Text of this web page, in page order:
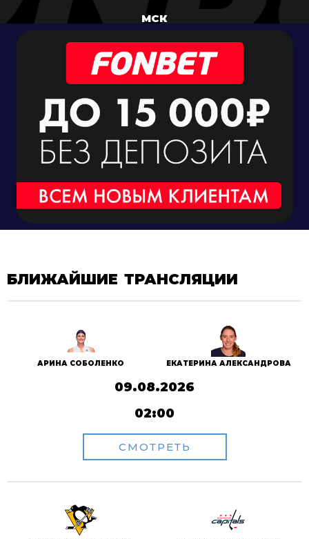
МСК
БЛИЖАЙШИЕ ТРАНСЛЯЦИИ
АРИНА СОБОЛЕНКО ЕКАТЕРИНА АЛЕКСАНДРОВА
09.08.2026
02:00
СМОТРЕТЬ